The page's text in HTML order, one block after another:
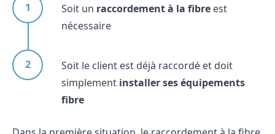
Soit un raccordement à la fibre est
nécessaire
Soit le client est déjà raccordé et doit
simplement installer ses équipements
fibre